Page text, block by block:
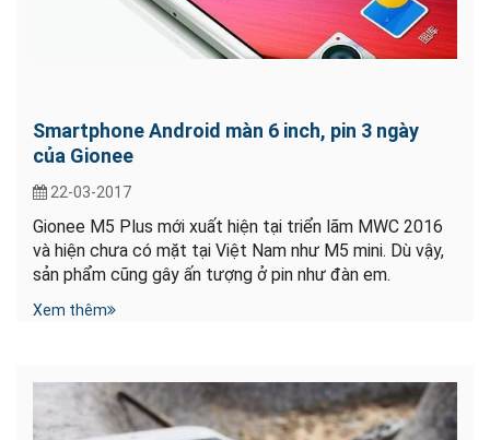
Smartphone Android màn 6 inch, pin 3 ngày
của Gionee
22-03-2017
Gionee M5 Plus mới xuất hiện tại triển lãm MWC 2016
và hiện chưa có mặt tại Việt Nam như M5 mini. Dù vậy,
sản phẩm cũng gây ấn tượng ở pin như đàn em.
Xem thêm